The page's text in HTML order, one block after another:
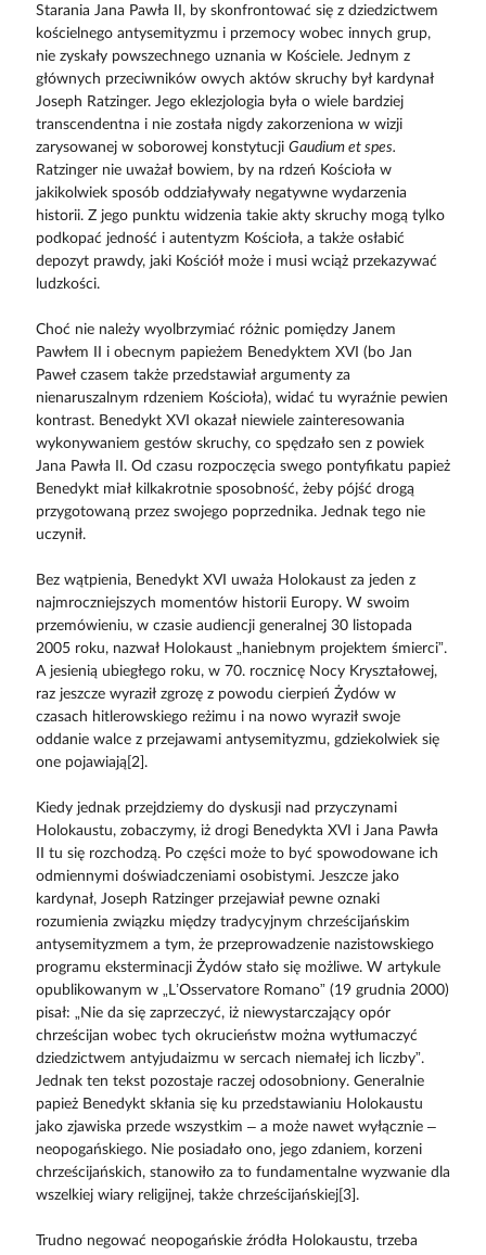
Starania Jana Pawła II, by skonfrontować się z dziedzictwem
kościelnego antysemityzmu i przemocy wobec innych grup,
nie zyskały powszechnego uznania w Kościele. Jednym z
głównych przeciwników owych aktów skruchy był kardynał
Joseph Ratzinger. Jego eklezjologia była o wiele bardziej
transcendentna i nie została nigdy zakorzeniona w wizji
zarysowanej w soborowej konstytucji Gaudium et spes.
Ratzinger nie uważał bowiem, by na rdzeń Kościoła w
jakikolwiek sposób oddziaływały negatywne wydarzenia
historii. Z jego punktu widzenia takie akty skruchy mogą tylko
podkopać jedność i autentyzm Kościoła, a także osłabić
depozyt prawdy, jaki Kościół może i musi wciąż przekazywać
ludzkości.
Choć nie należy wyolbrzymiać różnic pomiędzy Janem
Pawłem II i obecnym papieżem Benedyktem XVI (bo Jan
Paweł czasem także przedstawiał argumenty za
nienaruszalnym rdzeniem Kościoła), widać tu wyraźnie pewien
kontrast. Benedykt XVI okazał niewiele zainteresowania
wykonywaniem gestów skruchy, co spędzało sen z powiek
Jana Pawła II. Od czasu rozpoczęcia swego pontyfikatu papież
Benedykt miał kilkakrotnie sposobność, żeby pójść drogą
przygotowaną przez swojego poprzednika. Jednak tego nie
uczynił.
Bez wątpienia, Benedykt XVI uważa Holokaust za jeden z
najmroczniejszych momentów historii Europy. W swoim
przemówieniu, w czasie audiencji generalnej 30 listopada
2005 roku, nazwał Holokaust „haniebnym projektem śmierci”.
A jesienią ubiegłego roku, w 70. rocznicę Nocy Kryształowej,
raz jeszcze wyraził zgrozę z powodu cierpień Żydów w
czasach hitlerowskiego reżimu i na nowo wyraził swoje
oddanie walce z przejawami antysemityzmu, gdziekolwiek się
one pojawiają[2].
Kiedy jednak przejdziemy do dyskusji nad przyczynami
Holokaustu, zobaczymy, iż drogi Benedykta XVI i Jana Pawła
II tu się rozchodzą. Po części może to być spowodowane ich
odmiennymi doświadczeniami osobistymi. Jeszcze jako
kardynał, Joseph Ratzinger przejawiał pewne oznaki
rozumienia związku między tradycyjnym chrześcijańskim
antysemityzmem a tym, że przeprowadzenie nazistowskiego
programu eksterminacji Żydów stało się możliwe. W artykule
opublikowanym w „L’Osservatore Romano” (19 grudnia 2000)
pisał: „Nie da się zaprzeczyć, iż niewystarczający opór
chrześcijan wobec tych okrucieństw można wytłumaczyć
dziedzictwem antyjudaizmu w sercach niemałej ich liczby”.
Jednak ten tekst pozostaje raczej odosobniony. Generalnie
papież Benedykt skłania się ku przedstawianiu Holokaustu
jako zjawiska przede wszystkim – a może nawet wyłącznie –
neopogańskiego. Nie posiadało ono, jego zdaniem, korzeni
chrześcijańskich, stanowiło za to fundamentalne wyzwanie dla
wszelkiej wiary religijnej, także chrześcijańskiej[3].
Trudno negować neopogańskie źródła Holokaustu, trzeba